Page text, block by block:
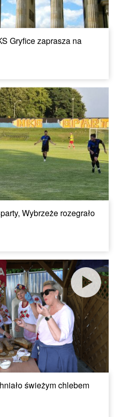
Gryfice zaprasza na
Wybrzeże rozegrało
świeżym chlebem